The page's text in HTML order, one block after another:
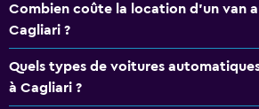
Combien coûte la location d'un van
Cagliari ?
Quels types de voitures
à Cagliari ?